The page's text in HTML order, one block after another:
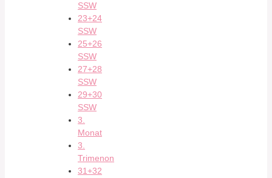
SSW
23+24
SSW
25+26
SSW
27+28
SSW
29+30
SSW
3.
Monat
3.
Trimenon
31+32